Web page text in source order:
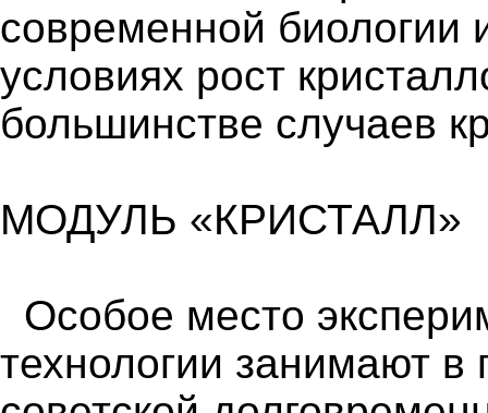
современной
условиях рост
большинстве случаев
МОДУЛЬ «КРИСТАЛЛ»
Особое место
технологии занимают